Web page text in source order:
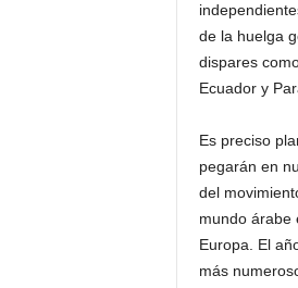
de la huelga
dispares
Ecuador y
Es preciso
pegarán en
del
mundo árabe
Europa. El
más